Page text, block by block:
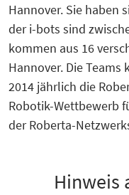
Hannover. Sie haben
der i-bots sind
kommen aus 16
Hannover. Die
2014 jährlich die
Robotik-Wettbewerb
der Roberta-
Hinweis